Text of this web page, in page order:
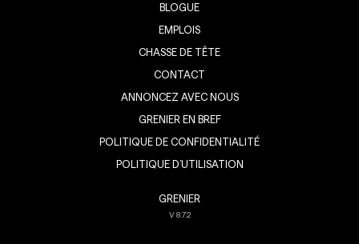
BLOGUE
EMPLOIS
CHASSE DE TÊTE
CONTACT
ANNONCEZ AVEC NOUS
GRENIER EN BREF
POLITIQUE DE CONFIDENTIALITÉ
POLITIQUE D’UTILISATION
GRENIER
V8.7.2